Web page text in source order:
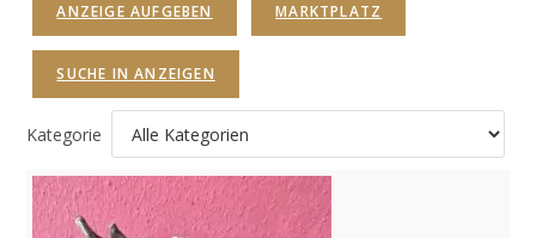
ANZEIGE AUFGEBEN MARKTPLATZ
SUCHE IN ANZEIGEN
Kategorie